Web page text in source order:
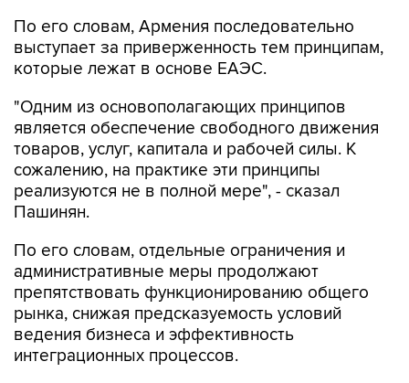
По его словам, Армения последовательно
выступает за приверженность тем принципам,
которые лежат в основе ЕАЭС.
"Одним из основополагающих принципов
является обеспечение свободного движения
товаров, услуг, капитала и рабочей силы. К
сожалению, на практике эти принципы
реализуются не в полной мере", - сказал
Пашинян.
По его словам, отдельные ограничения и
административные меры продолжают
препятствовать функционированию общего
рынка, снижая предсказуемость условий
ведения бизнеса и эффективность
интеграционных процессов.